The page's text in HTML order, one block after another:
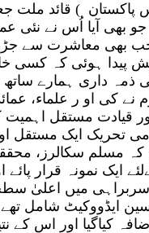
آیا اُس نے نئی
جب بھی معاشرت سے
داری ہمارے
قیادت مستقل
تحریک ایک مستقل
کہ مسلم سکالرز،
کےلئے ایک نمونہ
میں اعلیٰ